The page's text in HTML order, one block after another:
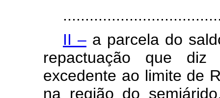
II – a parcela do
repactuação que
excedente ao limite de
na região do